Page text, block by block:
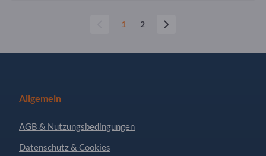
1 2
Allgemein
AGB & Nutzungsbedingungen
Datenschutz & Cookies